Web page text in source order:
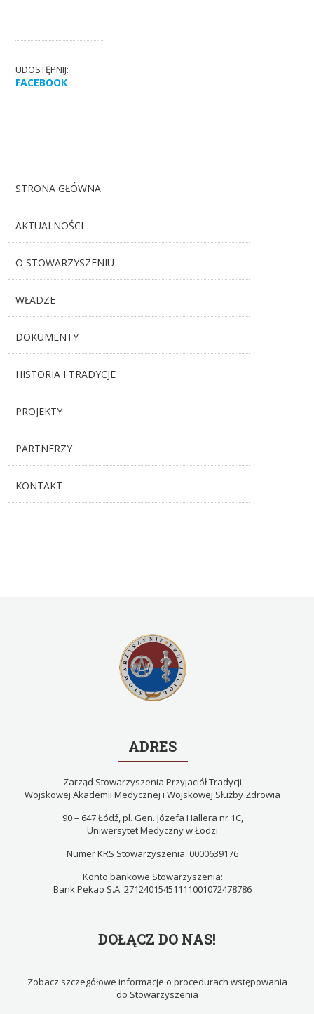
UDOSTĘPNIJ:
FACEBOOK
STRONA GŁÓWNA
AKTUALNOŚCI
O STOWARZYSZENIU
WŁADZE
DOKUMENTY
HISTORIA I TRADYCJE
PROJEKTY
PARTNERZY
KONTAKT
ADRES
Zarząd Stowarzyszenia Przyjaciół Tradycji
Wojskowej Akademii Medycznej i Wojskowej Służby Zdrowia
90 – 647 Łódź, pl. Gen. Józefa Hallera nr 1C,
Uniwersytet Medyczny w Łodzi
Numer KRS Stowarzyszenia: 0000639176
Konto bankowe Stowarzyszenia:
Bank Pekao S.A. 27124015451111001072478786
DOŁĄCZ DO NAS!
Zobacz szczegółowe informacje o procedurach wstępowania
do Stowarzyszenia